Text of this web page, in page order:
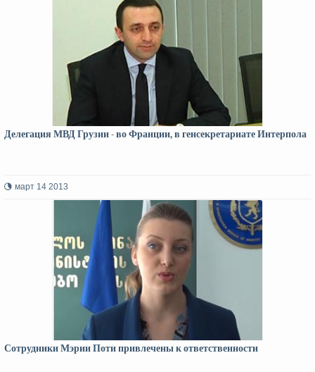
Делегация МВД Грузии - во Франции, в генсекретариате Интерпола
март 14 2013
Сотрудники Мэрии Поти привлечены к ответственности